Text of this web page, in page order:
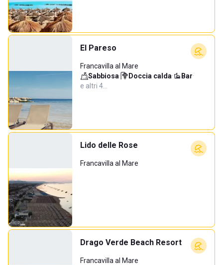
El Pareso
Francavilla al Mare
Sabbiosa· Doccia calda· Bar·
e altri 4…
Lido delle Rose
Francavilla al Mare
Drago Verde Beach Resort
Francavilla al Mare